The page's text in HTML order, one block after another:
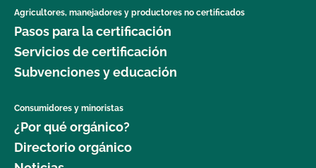
Agricultores, manejadores y productores no certificados
Pasos para la certificación
Servicios de certificación
Subvenciones y educación
Consumidores y minoristas
¿Por qué orgánico?
Directorio orgánico